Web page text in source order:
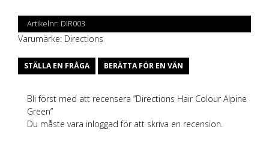
Artikelnr: DIR003
Varumärke: Directions
STÄLLA EN FRÅGA BERÄTTA FÖR EN VÄN
Bli först med att recensera ”Directions Hair Colour Alpine
Green”
Du måste vara inloggad för att skriva en recension.